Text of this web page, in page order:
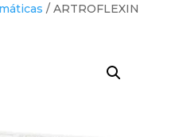
/ ARTROFLEXIN